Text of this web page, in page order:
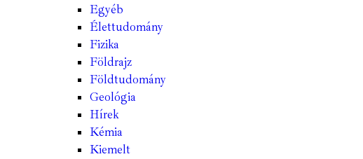
Egyéb
Élettudomány
Fizika
Földrajz
Földtudomány
Geológia
Hírek
Kémia
Kiemelt